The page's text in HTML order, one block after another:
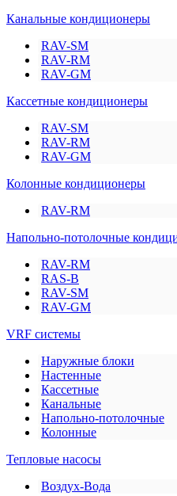
Канальные кондиционеры
RAV-SM
RAV-RM
RAV-GM
Кассетные кондиционеры
RAV-SM
RAV-RM
RAV-GM
Колонные кондиционеры
RAV-RM
Напольно-потолочные
RAV-RM
RAS-B
RAV-SM
RAV-GM
VRF системы
Наружные блоки
Настенные
Кассетные
Канальные
Напольно-потолочные
Колонные
Тепловые насосы
Воздух-Вода